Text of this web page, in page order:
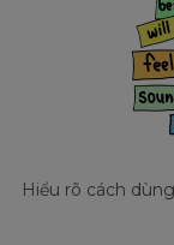
Hiểu rõ cách